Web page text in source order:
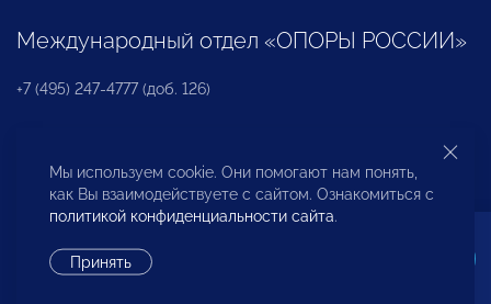
Международный отдел «ОПОРЫ РОССИИ»
+7 (495) 247-4777 (доб. 126)
Бюро по защите прав предпринимателей и
инвесторов
Мы используем cookie. Они помогают нам понять,
как Вы взаимодействуете с сайтом. Ознакомиться с
политикой конфиденциальности сайта.
Принять